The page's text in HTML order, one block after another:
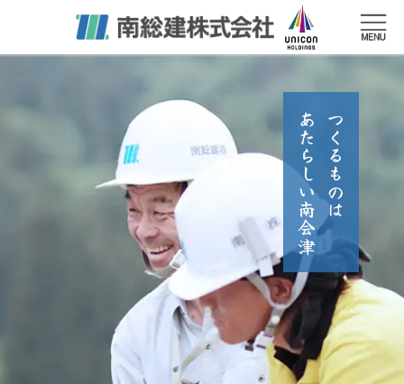
つくるものは
あたらしい南会津